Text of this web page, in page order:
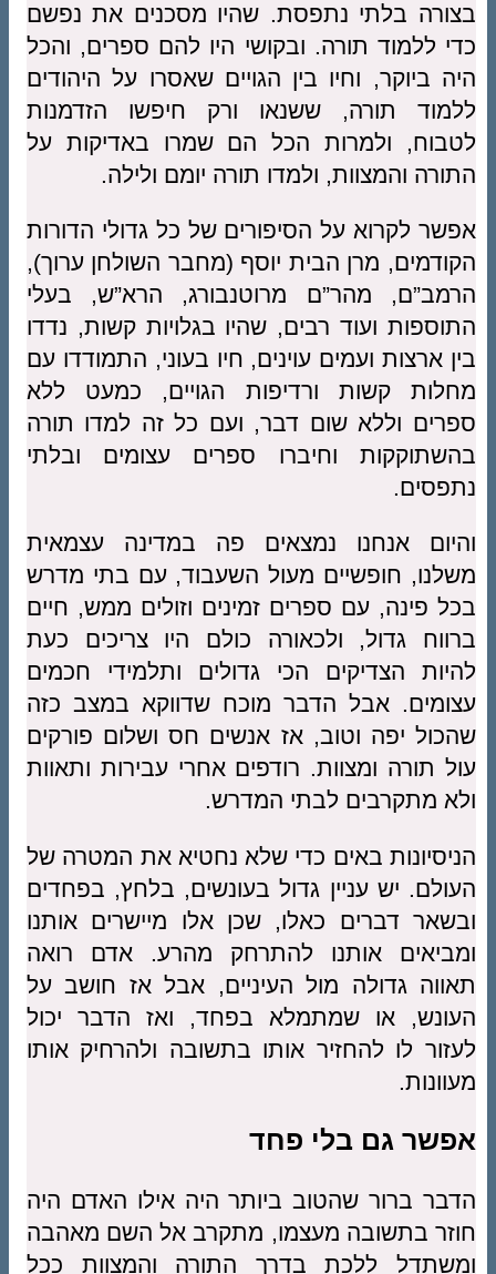
בצורה בלתי נתפסת. שהיו מסכנים את נפשם
כדי ללמוד תורה. ובקושי היו להם ספרים, והכל
היה ביוקר, וחיו בין הגויים שאסרו על היהודים
ללמוד תורה, ששנאו ורק חיפשו הזדמנות
לטבוח, ולמרות הכל הם שמרו באדיקות על
התורה והמצוות, ולמדו תורה יומם ולילה.
אפשר לקרוא על הסיפורים של כל גדולי הדורות
הקודמים, מרן הבית יוסף (מחבר השולחן ערוך),
הרמב”ם, מהר”ם מרוטנבורג, הרא”ש, בעלי
התוספות ועוד רבים, שהיו בגלויות קשות, נדדו
בין ארצות ועמים עוינים, חיו בעוני, התמודדו עם
מחלות קשות ורדיפות הגויים, כמעט ללא
ספרים וללא שום דבר, ועם כל זה למדו תורה
בהשתוקקות וחיברו ספרים עצומים ובלתי
נתפסים.
והיום אנחנו נמצאים פה במדינה עצמאית
משלנו, חופשיים מעול השעבוד, עם בתי מדרש
בכל פינה, עם ספרים זמינים וזולים ממש, חיים
ברווח גדול, ולכאורה כולם היו צריכים כעת
להיות הצדיקים הכי גדולים ותלמידי חכמים
עצומים. אבל הדבר מוכח שדווקא במצב כזה
שהכול יפה וטוב, אז אנשים חס ושלום פורקים
עול תורה ומצוות. רודפים אחרי עבירות ותאוות
ולא מתקרבים לבתי המדרש.
הניסיונות באים כדי שלא נחטיא את המטרה של
העולם. יש עניין גדול בעונשים, בלחץ, בפחדים
ובשאר דברים כאלו, שכן אלו מיישרים אותנו
ומביאים אותנו להתרחק מהרע. אדם רואה
תאווה גדולה מול העיניים, אבל אז חושב על
העונש, או שמתמלא בפחד, ואז הדבר יכול
לעזור לו להחזיר אותו בתשובה ולהרחיק אותו
מעוונות.
אפשר גם בלי פחד
הדבר ברור שהטוב ביותר היה אילו האדם היה
חוזר בתשובה מעצמו, מתקרב אל השם מאהבה
ומשתדל ללכת בדרך התורה והמצוות ככל